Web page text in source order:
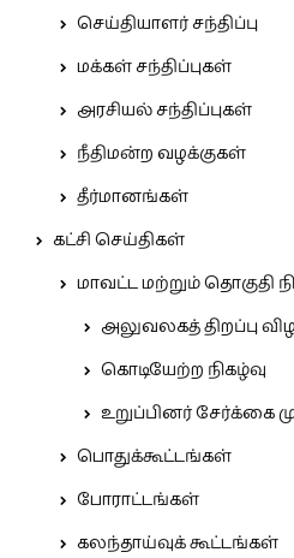
செய்தியாளர் சந்திப்பு
மக்கள் சந்திப்புகள்
அரசியல் சந்திப்புகள்
நீதிமன்ற வழக்குகள்
தீர்மானங்கள்
கட்சி செய்திகள்
மாவட்ட மற்றும் தொகுதி
அலுவலகத் திறப்பு
கொடியேற்ற நிகழ்வு
உறுப்பினர் சேர்க்கை
பொதுக்கூட்டங்கள்
போராட்டங்கள்
கலந்தாய்வுக் கூட்டங்கள்